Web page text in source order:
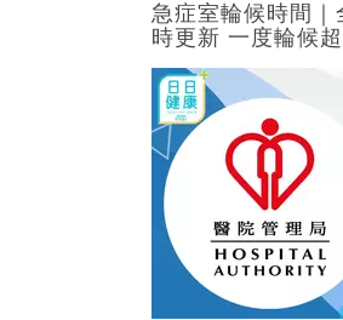
急症室輪候時間｜
時更新 一度輪候